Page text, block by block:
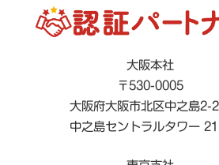
大阪本社
〒530-0005
大阪府大阪市北区中之島2-
中之島セントラルタワー